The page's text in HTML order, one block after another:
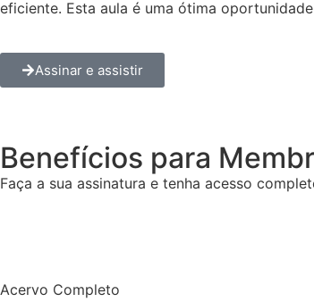
eficiente. Esta aula é uma ótima
Assinar e assistir
Benefícios para
Faça a sua assinatura e tenha acesso
Acervo Completo